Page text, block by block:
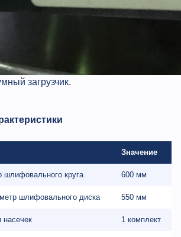
загрузчик.
Значение
шлифовального круга 600 мм
шлифовального диска 550 мм
1 комплект